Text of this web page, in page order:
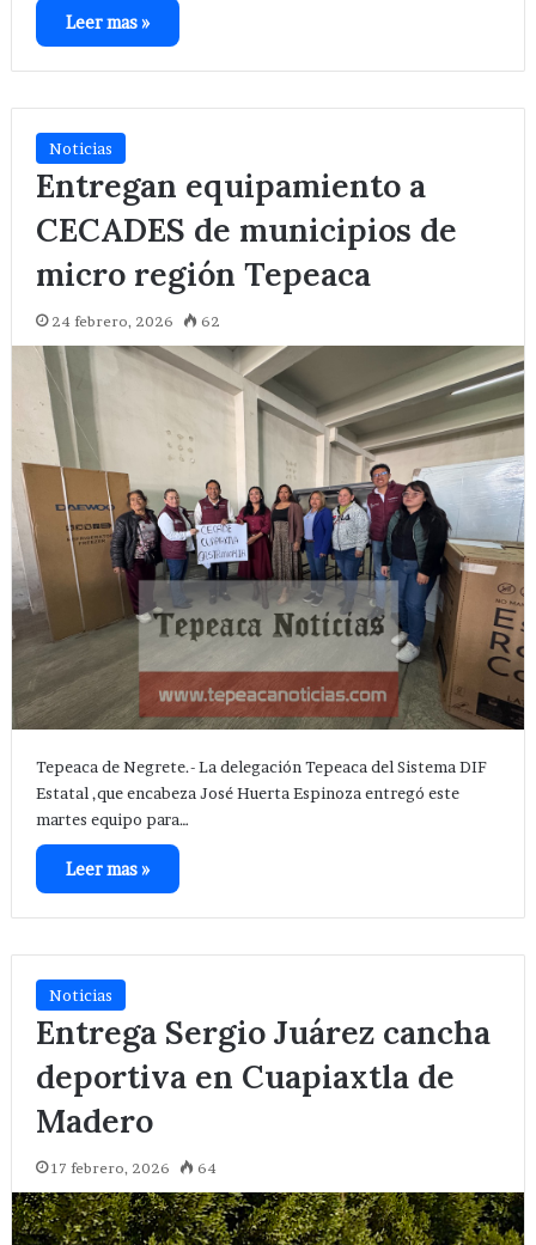
Leer mas »
Noticias
Entregan equipamiento a
CECADES de municipios de
micro región Tepeaca
24 febrero, 2026 62
Tepeaca de Negrete.- La delegación Tepeaca del Sistema DIF
Estatal ,que encabeza José Huerta Espinoza entregó este
martes equipo para…
Leer mas »
Noticias
Entrega Sergio Juárez cancha
deportiva en Cuapiaxtla de
Madero
17 febrero, 2026 64